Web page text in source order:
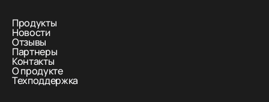
Продукты
Новости
Отзывы
Партнеры
Контакты
О продукте
Техподдержка